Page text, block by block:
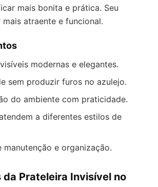
mais bonita e prática. Seu
mais atraente e funcional.
modernas e elegantes.
sem produzir furos no azulejo.
do ambiente com praticidade.
a diferentes estilos de
manutenção e organização.
da Prateleira Invisível no